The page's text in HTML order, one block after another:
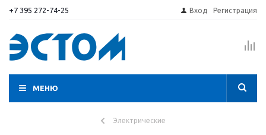
+7 395 272-74-25 Вход Регистрация
МЕНЮ
Электрические